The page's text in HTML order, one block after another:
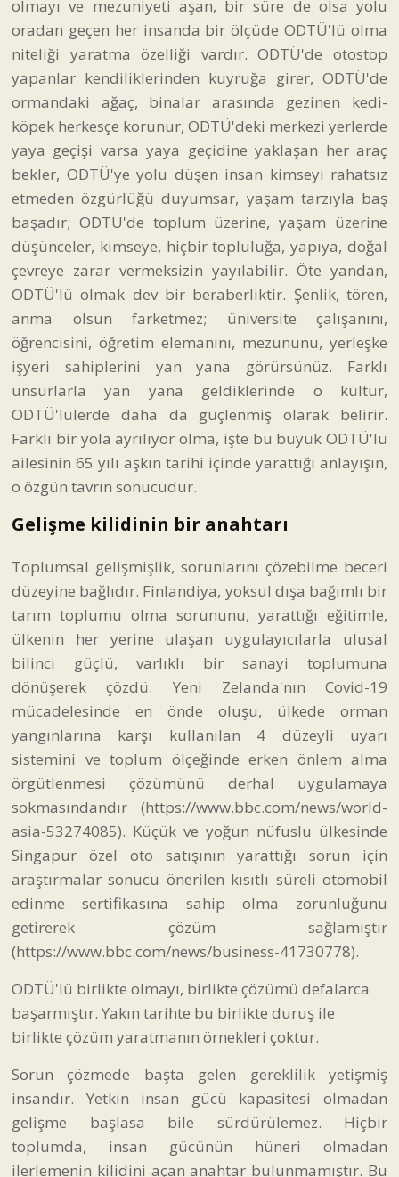
olmayı ve mezuniyeti aşan, bir süre de olsa yolu
oradan geçen her insanda bir ölçüde ODTÜ'lü olma
niteliği yaratma özelliği vardır. ODTÜ'de otostop
yapanlar kendiliklerinden kuyruğa girer, ODTÜ'de
ormandaki ağaç, binalar arasında gezinen kedi-
köpek herkesçe korunur, ODTÜ'deki merkezi yerlerde
yaya geçişi varsa yaya geçidine yaklaşan her araç
bekler, ODTÜ'ye yolu düşen insan kimseyi rahatsız
etmeden özgürlüğü duyumsar, yaşam tarzıyla baş
başadır; ODTÜ'de toplum üzerine, yaşam üzerine
düşünceler, kimseye, hiçbir topluluğa, yapıya, doğal
çevreye zarar vermeksizin yayılabilir. Öte yandan,
ODTÜ'lü olmak dev bir beraberliktir. Şenlik, tören,
anma olsun farketmez; üniversite çalışanını,
öğrencisini, öğretim elemanını, mezununu, yerleşke
işyeri sahiplerini yan yana görürsünüz. Farklı
unsurlarla yan yana geldiklerinde o kültür,
ODTÜ'lülerde daha da güçlenmiş olarak belirir.
Farklı bir yola ayrılıyor olma, işte bu büyük ODTÜ'lü
ailesinin 65 yılı aşkın tarihi içinde yarattığı anlayışın,
o özgün tavrın sonucudur.
Gelişme kilidinin bir anahtarı
Toplumsal gelişmişlik, sorunlarını çözebilme beceri
düzeyine bağlıdır. Finlandiya, yoksul dışa bağımlı bir
tarım toplumu olma sorununu, yarattığı eğitimle,
ülkenin her yerine ulaşan uygulayıcılarla ulusal
bilinci güçlü, varlıklı bir sanayi toplumuna
dönüşerek çözdü. Yeni Zelanda'nın Covid-19
mücadelesinde en önde oluşu, ülkede orman
yangınlarına karşı kullanılan 4 düzeyli uyarı
sistemini ve toplum ölçeğinde erken önlem alma
örgütlenmesi çözümünü derhal uygulamaya
sokmasındandır (https://www.bbc.com/news/world-
asia-53274085). Küçük ve yoğun nüfuslu ülkesinde
Singapur özel oto satışının yarattığı sorun için
araştırmalar sonucu önerilen kısıtlı süreli otomobil
edinme sertifikasına sahip olma zorunluğunu
getirerek çözüm sağlamıştır
(https://www.bbc.com/news/business-41730778).
ODTÜ'lü birlikte olmayı, birlikte çözümü defalarca
başarmıştır. Yakın tarihte bu birlikte duruş ile
birlikte çözüm yaratmanın örnekleri çoktur.
Sorun çözmede başta gelen gereklilik yetişmiş
insandır. Yetkin insan gücü kapasitesi olmadan
gelişme başlasa bile sürdürülemez. Hiçbir
toplumda, insan gücünün hüneri olmadan
ilerlemenin kilidini açan anahtar bulunmamıştır. Bu